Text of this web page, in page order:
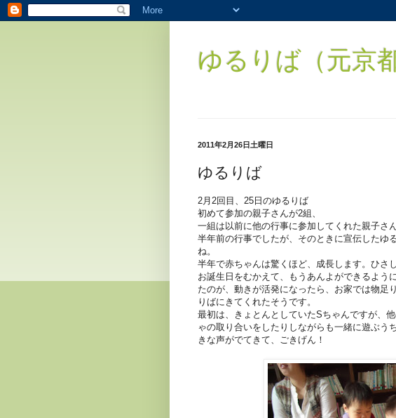
ゆるりば（元京
2011年2月26日土曜日
ゆるりば
2月2回目、25日のゆるりば
初めて参加の親子さんが2組、
一組は以前に他の行事に参加してくれた親子さん
半年前の行事でしたが、そのときに宣伝したゆ
ね。
半年で赤ちゃんは驚くほど、成長します。ひさ
お誕生日をむかえて、もうあんよができるよう
たのが、動きが活発になったら、お家では物足
りばにきてくれたそうです。
最初は、きょとんとしていたSちゃんですが、
ゃの取り合いをしたりしながらも一緒に遊ぶう
きな声がでてきて、ごきげん！